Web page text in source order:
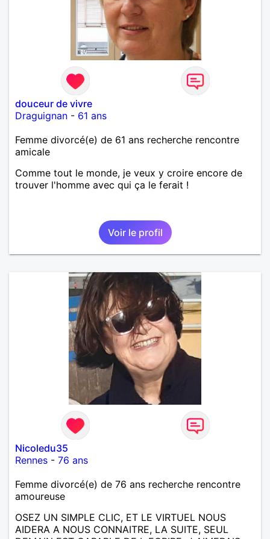
douceur de vivre
Draguignan - 61 ans
Femme divorcé(e) de 61 ans recherche rencontre
amicale
Comme tout le monde, je veux y croire encore de
trouver l'homme avec qui ça le ferait !
Voir le profil
Nicoledu35
Rennes - 76 ans
Femme divorcé(e) de 76 ans recherche rencontre
amoureuse
OSEZ UN SIMPLE CLIC, ET LE VIRTUEL NOUS
AIDERA A NOUS CONNAITRE, LA SUITE, SEUL